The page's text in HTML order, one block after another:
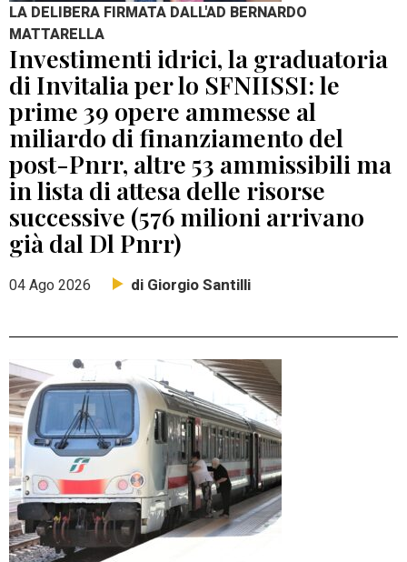
LA DELIBERA FIRMATA DALL'AD BERNARDO
MATTARELLA
Investimenti idrici, la graduatoria
di Invitalia per lo SFNIISSI: le
prime 39 opere ammesse al
miliardo di finanziamento del
post-Pnrr, altre 53 ammissibili ma
in lista di attesa delle risorse
successive (576 milioni arrivano
già dal Dl Pnrr)
04 Ago 2026 di Giorgio Santilli